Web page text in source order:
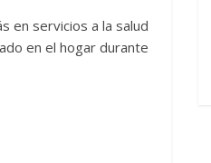
en servicios a la salud
en el hogar durante